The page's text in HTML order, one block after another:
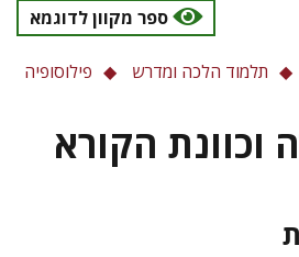
ספר מקוון לדוגמא
תלמוד הלכה ומדרש
פילוסופיה
וכוונת הקורא